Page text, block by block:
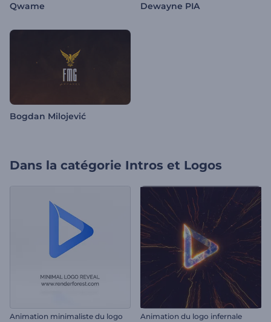
Qwame Dewayne PIA
Bogdan Milojević
Dans la catégorie Intros et Logos
Animation minimaliste du logo Animation du logo infernale